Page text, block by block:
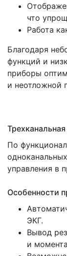
что
Работа
Благодаря
функций и
приборы
и неотложной
По
управления в
Особенности
ЭКГ.
Вывод
и